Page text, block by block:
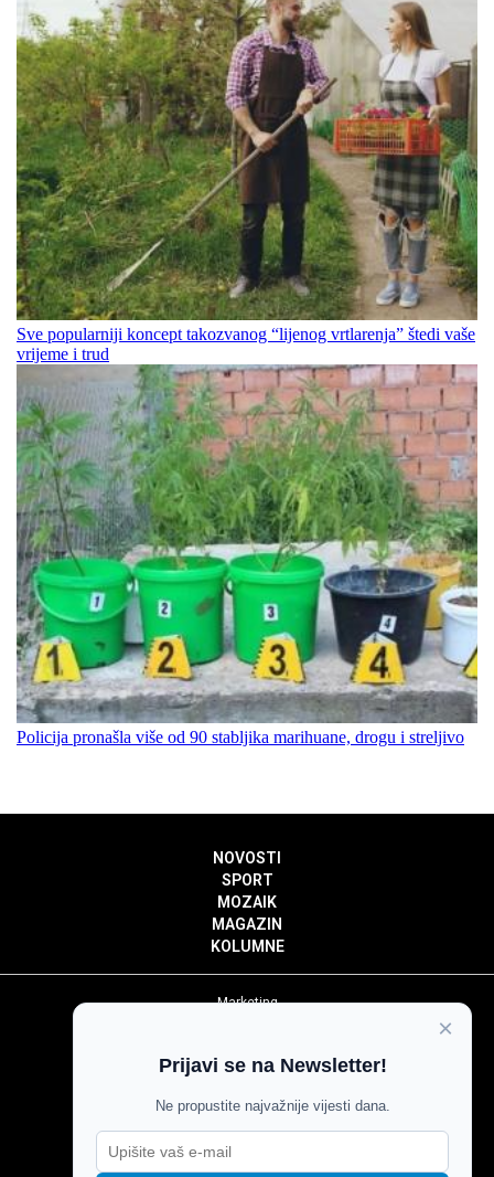
Sve popularniji koncept takozvanog “lijenog vrtlarenja” štedi vaše
vrijeme i trud
Policija pronašla više od 90 stabljika marihuane, drogu i streljivo
NOVOSTI
SPORT
MOZAIK
MAGAZIN
KOLUMNE
Marketing
Impressum
Pravila komentiranja
Agroglas
×
Prijavi se na Newsletter!
Ne propustite najvažnije vijesti dana.